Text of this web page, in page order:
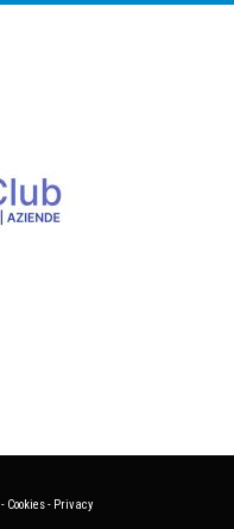
- Cookies- Privacy